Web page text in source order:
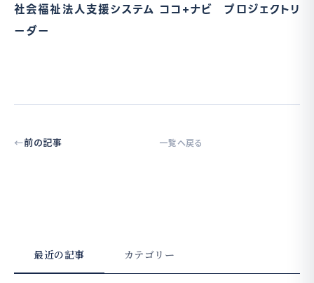
社会福祉法人支援システム ココ+ナビ プロジェクトリ
ーダー
前の記事 一覧へ戻る
最近の記事 カテゴリー